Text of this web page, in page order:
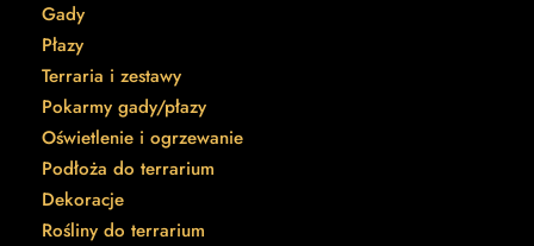
Gady
Płazy
Terraria i zestawy
Pokarmy gady/płazy
Oświetlenie i ogrzewanie
Podłoża do terrarium
Dekoracje
Rośliny do terrarium